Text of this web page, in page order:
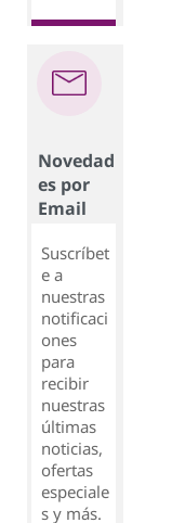
Novedad
es por
Email
Suscríbet
e a
nuestras
notificaci
ones
para
recibir
nuestras
últimas
noticias,
ofertas
especiale
s y más.